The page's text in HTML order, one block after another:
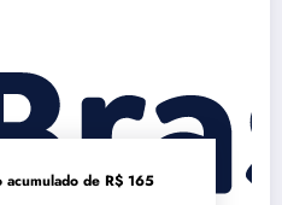
acumulado de R$ 165